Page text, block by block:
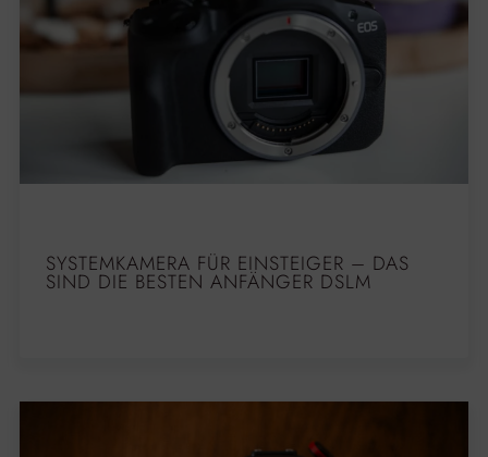
SYSTEMKAMERA FÜR EINSTEIGER – DAS
SIND DIE BESTEN ANFÄNGER DSLM